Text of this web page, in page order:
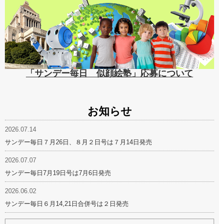
「サンデー毎日 似顔絵塾」応募について
お知らせ
2026.07.14
サンデー毎日７月26日、８月２日号は７月14日発売
2026.07.07
サンデー毎日7月19日号は7月6日発売
2026.06.02
サンデー毎日６月14,21日合併号は２日発売